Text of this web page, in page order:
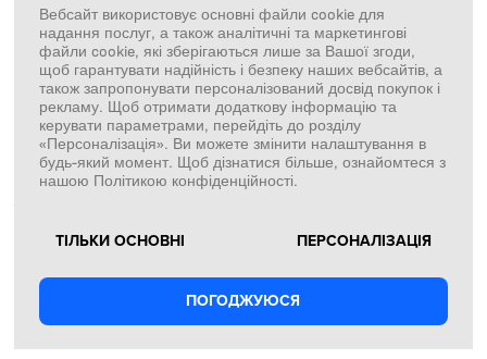
Facebook
Instagram
Copyright © 2026SFD S. A.
ПЛАТЕЖІ ОБРОБЛЯЄ
Вебсайт використовує основні файли cookie для
надання послуг, а також аналітичні та маркетингові
файли cookie, які зберігаються лише за Вашої згоди,
щоб гарантувати надійність і безпеку наших вебсайтів, а
також запропонувати персоналізований досвід покупок і
рекламу. Щоб отримати додаткову інформацію та
керувати параметрами, перейдіть до розділу
«Персоналізація». Ви можете змінити налаштування в
будь-який момент. Щоб дізнатися більше, ознайомтеся з
нашою Політикою конфіденційності.
ТІЛЬКИ ОСНОВНІ ПЕРСОНАЛІЗАЦІЯ
ПОГОДЖУЮСЯ